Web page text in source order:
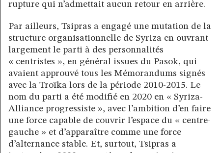
rupture qui n’admettait aucun retour en arrière.
Par ailleurs, Tsipras a engagé une mutation de la
structure organisationnelle de Syriza en ouvrant
largement le parti à des personnalités
« centristes », en général issues du Pasok, qui
avaient approuvé tous les Mémorandums signés
avec la Troïka lors de la période 2010-2015. Le
nom du parti a été modifié en 2020 en « Syriza-
Alliance progressiste », avec l’ambition d’en faire
une force capable de couvrir l’espace du « centre-
gauche » et d’apparaître comme une force
d’alternance stable. Et, surtout, Tsipras a